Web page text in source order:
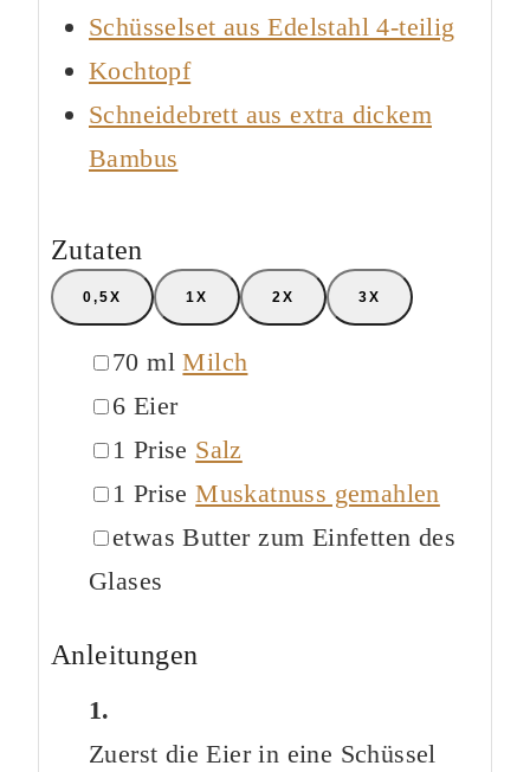
Schüsselset aus Edelstahl 4-teilig
Kochtopf
Schneidebrett aus extra dickem
Bambus
Zutaten
0,5X 1X 2X 3X
▢
70 ml Milch
▢
6 Eier
▢
1 Prise Salz
▢
1 Prise Muskatnuss gemahlen
▢
etwas Butter zum Einfetten des
Glases
Anleitungen
Zuerst die Eier in eine Schüssel